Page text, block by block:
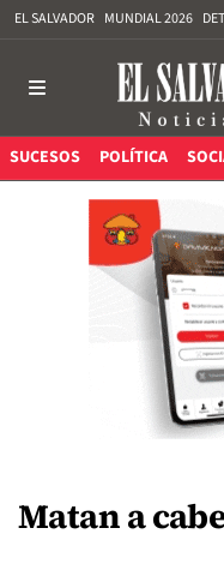
EL SALVADOR MUNDIAL 2026
SUCESOS POLÍTICA
Matan a